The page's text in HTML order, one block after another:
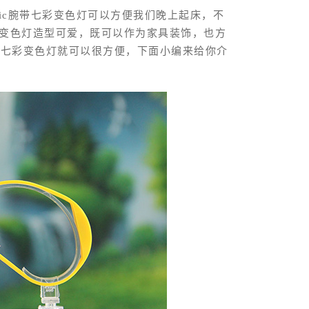
带七彩变色灯可以方便我们晚上起床，不
色灯造型可爱，既可以作为家具装饰，也方
彩变色灯就可以很方便，下面小编来给你介